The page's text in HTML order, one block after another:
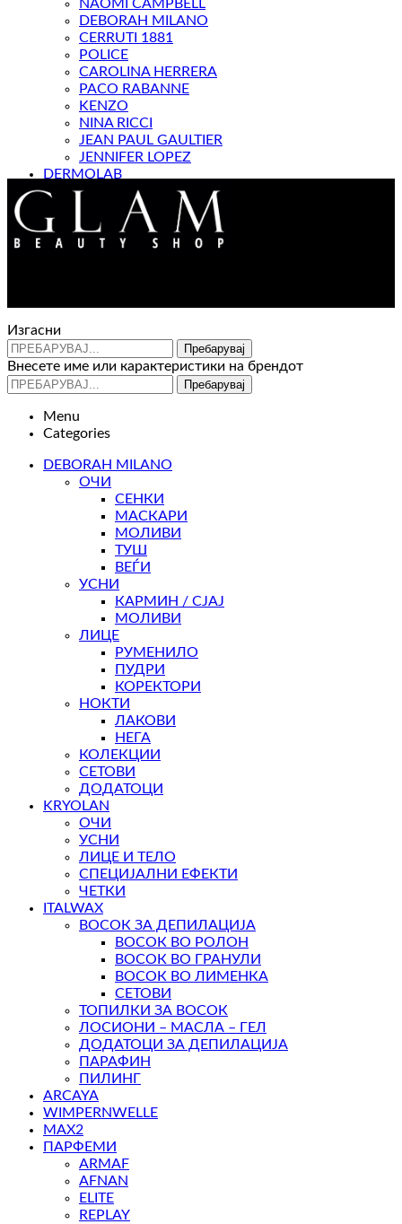
NAOMI CAMPBELL
DEBORAH MILANO
CERRUTI 1881
POLICE
CAROLINA HERRERA
PACO RABANNE
KENZO
NINA RICCI
JEAN PAUL GAULTIER
JENNIFER LOPEZ
DERMOLAB
МАГАЗИН
Изгасни
Пребарувај
Внесете име или карактеристики на брендот
Пребарувај
Menu
Categories
DEBORAH MILANO
ОЧИ
СЕНКИ
МАСКАРИ
МОЛИВИ
ТУШ
ВЕЃИ
УСНИ
КАРМИН / СЈАЈ
МОЛИВИ
ЛИЦЕ
РУМЕНИЛО
ПУДРИ
КОРЕКТОРИ
НОКТИ
ЛАКОВИ
НЕГА
КОЛЕКЦИИ
СЕТОВИ
ДОДАТОЦИ
KRYOLAN
ОЧИ
УСНИ
ЛИЦЕ И ТЕЛО
СПЕЦИЈАЛНИ ЕФЕКТИ
ЧЕТКИ
ITALWAX
ВОСОК ЗА ДЕПИЛАЦИЈА
ВОСОК ВО РОЛОН
ВОСОК ВО ГРАНУЛИ
ВОСОК ВО ЛИМЕНКА
СЕТОВИ
ТОПИЛКИ ЗА ВОСОК
ЛОСИОНИ – МАСЛА – ГЕЛ
ДОДАТОЦИ ЗА ДЕПИЛАЦИЈА
ПАРАФИН
ПИЛИНГ
ARCAYA
WIMPERNWELLE
MAX2
ПАРФЕМИ
ARMAF
AFNAN
ELITE
REPLAY